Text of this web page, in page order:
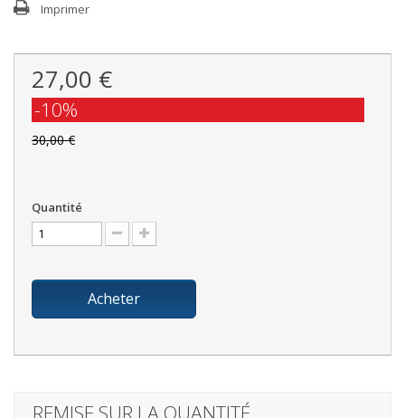
Imprimer
27,00 €
-10%
30,00 €
Quantité
Acheter
REMISE SUR LA QUANTITÉ